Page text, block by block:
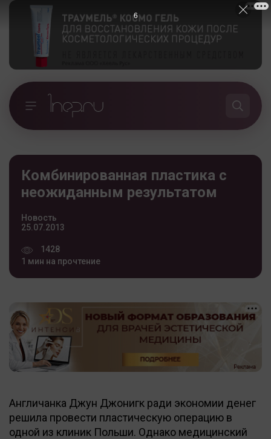
Комбинированная пластика с
неожиданным результатом
Новость
25.07.2013
1428
1 мин на прочтение
Англичанка Джун Джонигк ради экономии денег
решила провести пластическую операцию в
одной из клиник Польши. Однако медицинский
5